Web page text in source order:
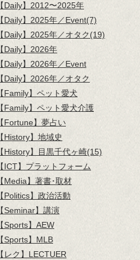
【Daily】2012〜2025年
【Daily】2025年／Event(7)
【Daily】2025年／オタク(19)
【Daily】2026年
【Daily】2026年／Event
【Daily】2026年／オタク
【Family】ペット愛犬
【Family】ペット愛犬介護
【Fortune】夢占い
【History】地域史
【History】目黒千代ヶ崎(15)
【ICT】プラットフォーム
【Media】著書･取材
【Politics】政治活動
【Seminar】講演
【Sports】AEW
【Sports】MLB
【レク】LECTUER